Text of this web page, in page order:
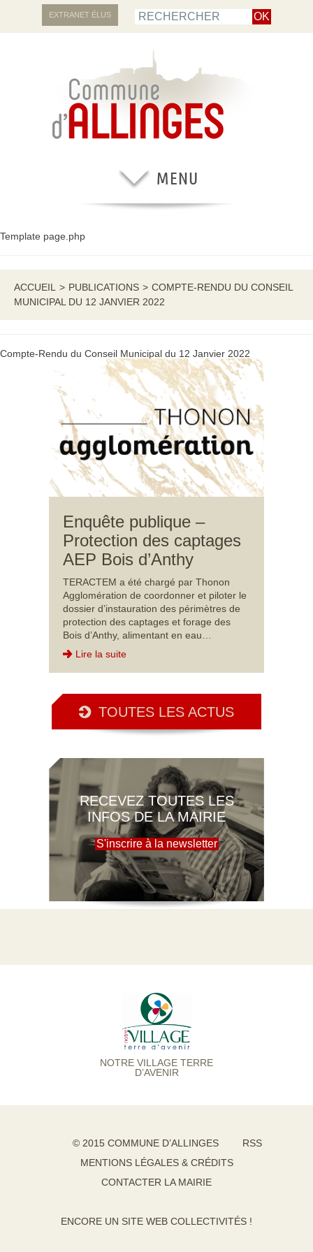
EXTRANET ÉLUS
Template page.php
ACCUEIL > PUBLICATIONS > COMPTE-RENDU DU CONSEIL
MUNICIPAL DU 12 JANVIER 2022
Compte-Rendu du Conseil Municipal du 12 Janvier 2022
Enquête publique –
Protection des captages
AEP Bois d’Anthy
TERACTEM a été chargé par Thonon
Agglomération de coordonner et piloter le
dossier d’instauration des périmètres de
protection des captages et forage des
Bois d’Anthy, alimentant en eau…
Lire la suite
TOUTES LES ACTUS
RECEVEZ TOUTES LES
INFOS DE LA MAIRIE
S'inscrire à la newsletter
NOTRE VILLAGE TERRE
D’AVENIR
© 2015 COMMUNE D’ALLINGES
RSS
MENTIONS LÉGALES & CRÉDITS
CONTACTER LA MAIRIE
ENCORE UN SITE WEB COLLECTIVITÉS !